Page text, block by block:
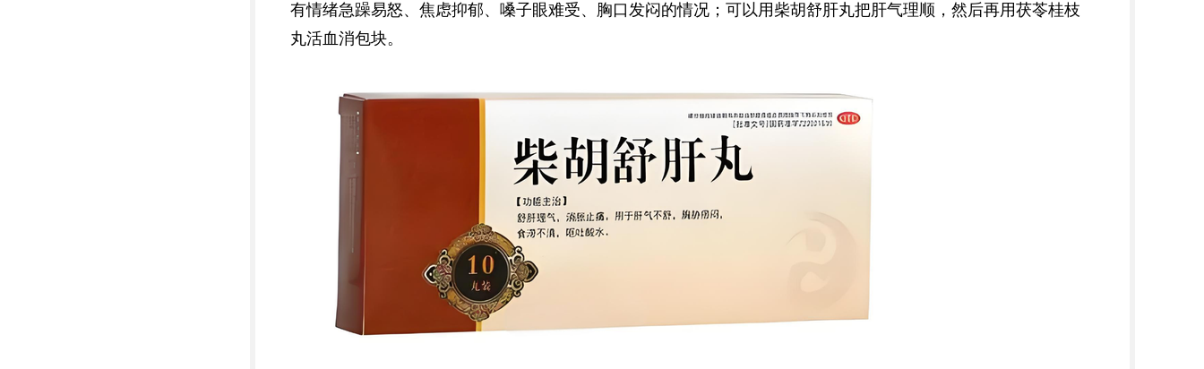
有情绪急躁易怒、焦虑抑郁、嗓子眼难受、胸口发闷的情况；可以用柴胡舒肝丸把肝气理顺，然后再用茯苓桂枝
丸活血消包块。